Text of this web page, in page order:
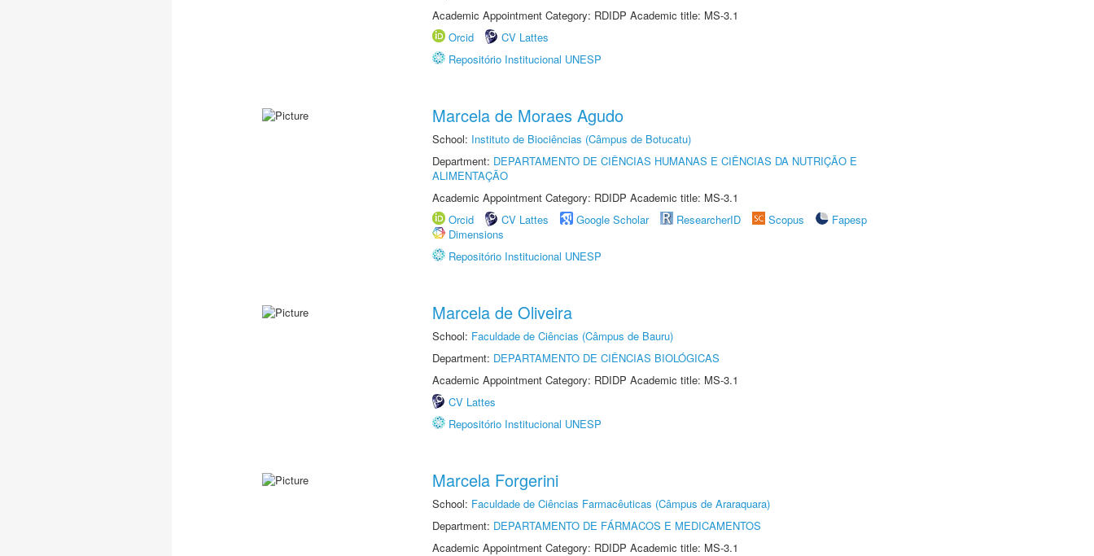
Academic Appointment Category: RDIDP Academic title: MS-3.1
Orcid
CV Lattes
Repositório Institucional UNESP
Marcela de Moraes Agudo
School: Instituto de Biociências (Câmpus de Botucatu)
Department: DEPARTAMENTO DE CIÊNCIAS HUMANAS E CIÊNCIAS DA NUTRIÇÃO E
ALIMENTAÇÃO
Academic Appointment Category: RDIDP Academic title: MS-3.1
Orcid
CV Lattes Google Scholar ResearcherID Scopus
Fapesp
Dimensions
Repositório Institucional UNESP
Marcela de Oliveira
School: Faculdade de Ciências (Câmpus de Bauru)
Department: DEPARTAMENTO DE CIÊNCIAS BIOLÓGICAS
Academic Appointment Category: RDIDP Academic title: MS-3.1
CV Lattes
Repositório Institucional UNESP
Marcela Forgerini
School: Faculdade de Ciências Farmacêuticas (Câmpus de Araraquara)
Department: DEPARTAMENTO DE FÁRMACOS E MEDICAMENTOS
Academic Appointment Category: RDIDP Academic title: MS-3.1